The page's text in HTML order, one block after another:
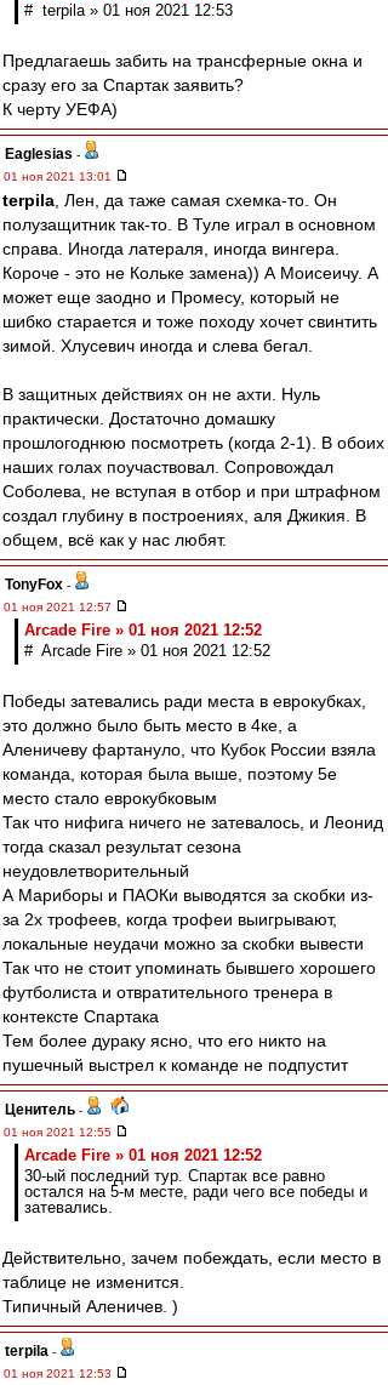
# terpila » 01 ноя 2021 12:53
Предлагаешь забить на трансферные окна и
сразу его за Спартак заявить?
К черту УЕФА)
Eaglesias -
01 ноя 2021 13:01
terpila , Лен, да таже самая схемка-то. Он
полузащитник так-то. В Туле играл в основном
справа. Иногда латераля, иногда вингера.
Короче - это не Кольке замена)) А Моисеичу. А
может еще заодно и Промесу, который не
шибко старается и тоже походу хочет свинтить
зимой. Хлусевич иногда и слева бегал.
В защитных действиях он не ахти. Нуль
практически. Достаточно домашку
прошлогоднюю посмотреть (когда 2-1). В обоих
наших голах поучаствовал. Сопровождал
Соболева, не вступая в отбор и при штрафном
создал глубину в построениях, аля Джикия. В
общем, всё как у нас любят.
TonyFox -
01 ноя 2021 12:57
Arcade Fire » 01 ноя 2021 12:52
# Arcade Fire » 01 ноя 2021 12:52
Победы затевались ради места в еврокубках,
это должно было быть место в 4ке, а
Аленичеву фартануло, что Кубок России взяла
команда, которая была выше, поэтому 5е
место стало еврокубковым
Так что нифига ничего не затевалось, и Леонид
тогда сказал результат сезона
неудовлетворительный
А Мариборы и ПАОКи выводятся за скобки из-
за 2х трофеев, когда трофеи выигрывают,
локальные неудачи можно за скобки вывести
Так что не стоит упоминать бывшего хорошего
футболиста и отвратительного тренера в
контексте Спартака
Тем более дураку ясно, что его никто на
пушечный выстрел к команде не подпустит
Ценитель -
01 ноя 2021 12:55
Arcade Fire » 01 ноя 2021 12:52
30-ый последний тур. Спартак все равно
остался на 5-м месте, ради чего все победы и
затевались.
Действительно, зачем побеждать, если место в
таблице не изменится.
Типичный Аленичев. )
terpila -
01 ноя 2021 12:53